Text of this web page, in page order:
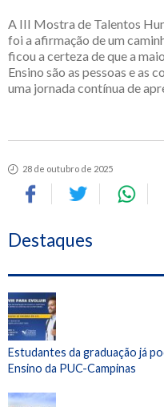
A III Mostra de Talentos
foi a afirmação de um
ficou a certeza de que a
Ensino são as pessoas e as
uma jornada contínua de
28 de outubro de 2025
Destaques
Estudantes da graduação já
Ensino da PUC-Campinas